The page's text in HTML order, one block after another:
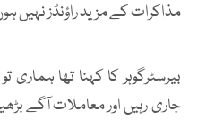
مذاکرات کے مزید راؤنڈز نہیں
بیرسٹرگوہر کا کہنا تھا
جاری رہیں اور معاملات آگے